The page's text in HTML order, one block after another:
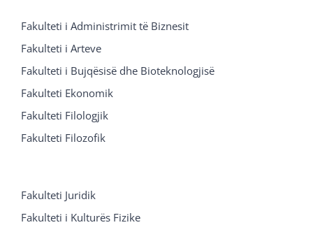
Fakulteti i Administrimit të Biznesit
Fakulteti i Arteve
Fakulteti i Bujqësisë dhe Bioteknologjisë
Fakulteti Ekonomik
Fakulteti Filologjik
Fakulteti Filozofik
Fakulteti Juridik
Fakulteti i Kulturës Fizike